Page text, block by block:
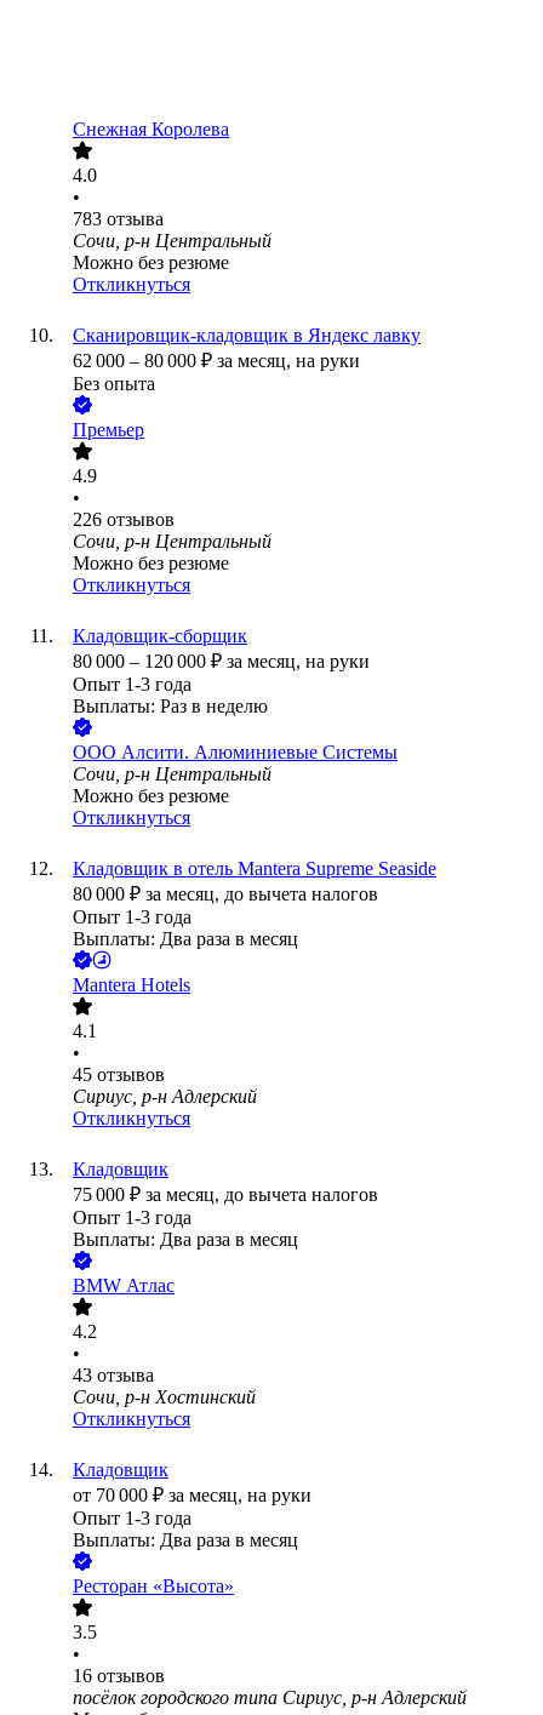
Снежная Королева
4.0
•
783 отзыва
Сочи, р-н Центральный
Можно без резюме
Откликнуться
Сканировщик-кладовщик в Яндекс лавку
62 000 – 80 000 ₽ за месяц, на руки
Без опыта
Премьер
4.9
•
226 отзывов
Сочи, р-н Центральный
Можно без резюме
Откликнуться
Кладовщик-сборщик
80 000 – 120 000 ₽ за месяц, на руки
Опыт 1-3 года
Выплаты: Раз в неделю
ООО Алсити. Алюминиевые Системы
Сочи, р-н Центральный
Можно без резюме
Откликнуться
Кладовщик в отель Mantera Supreme Seaside
80 000 ₽ за месяц, до вычета налогов
Опыт 1-3 года
Выплаты: Два раза в месяц
Mantera Hotels
4.1
•
45 отзывов
Сириус, р-н Адлерский
Откликнуться
Кладовщик
75 000 ₽ за месяц, до вычета налогов
Опыт 1-3 года
Выплаты: Два раза в месяц
BMW Атлас
4.2
•
43 отзыва
Сочи, р-н Хостинский
Откликнуться
Кладовщик
от 70 000 ₽ за месяц, на руки
Опыт 1-3 года
Выплаты: Два раза в месяц
Ресторан «Высота»
3.5
•
16 отзывов
посёлок городского типа Сириус, р-н Адлерский